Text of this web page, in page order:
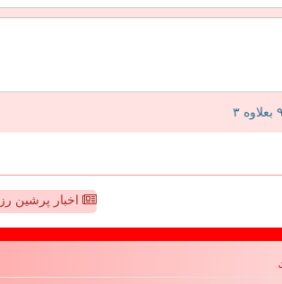
اخبار پرشین رز